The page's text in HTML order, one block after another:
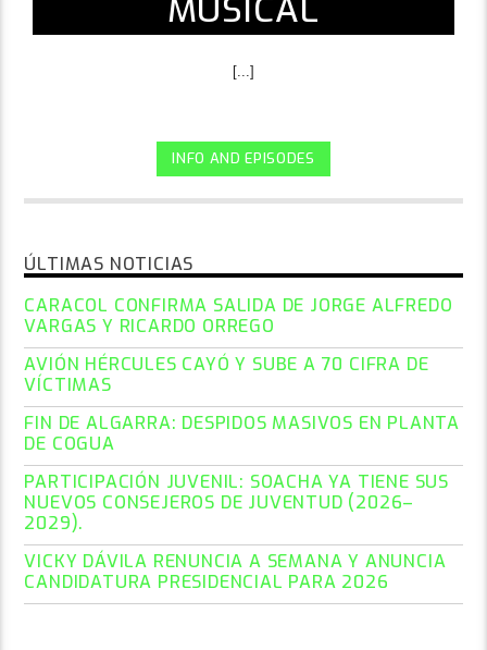
MÚSICAL
[...]
INFO AND EPISODES
ÚLTIMAS NOTICIAS
CARACOL CONFIRMA SALIDA DE JORGE ALFREDO
VARGAS Y RICARDO ORREGO
AVIÓN HÉRCULES CAYÓ Y SUBE A 70 CIFRA DE
VÍCTIMAS
FIN DE ALGARRA: DESPIDOS MASIVOS EN PLANTA
DE COGUA
PARTICIPACIÓN JUVENIL: SOACHA YA TIENE SUS
NUEVOS CONSEJEROS DE JUVENTUD (2026–
2029).
VICKY DÁVILA RENUNCIA A SEMANA Y ANUNCIA
CANDIDATURA PRESIDENCIAL PARA 2026